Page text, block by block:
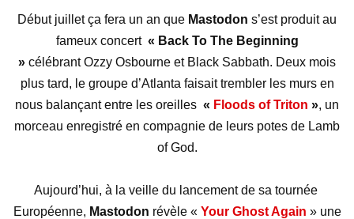
Début juillet ça fera un an que Mastodon s’est produit au
fameux concert « BackTo The Beginning
» célébrant Ozzy Osbourne et Black Sabbath. Deux mois
plus tard, le groupe d’Atlanta faisait trembler les murs en
nous balançant entre les oreilles « Floods of Triton », un
morceau enregistré en compagnie de leurs potes de Lamb
of God.
Aujourd’hui, à la veille du lancement de sa tournée
Européenne, Mastodon révèle « Your Ghost Again » une